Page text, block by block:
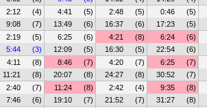
2:12 (4) 4:41 (5) 2:48 (5) 0:46 (5)
9:08 (7) 13:49 (6) 16:37 (6) 17:23 (5)
2:19 (5) 6:25 (6) 4:21 (8) 6:24 (6)
5:44 (3) 12:09 (5) 16:30 (5) 22:54 (6)
4:11 (8) 8:46 (7) 4:20 (7) 6:25 (7)
11:21 (8) 20:07 (8) 24:27 (8) 30:52 (7)
2:40 (7) 11:24 (8) 2:42 (4) 9:35 (8)
7:46 (6) 19:10 (7) 21:52 (7) 31:27 (8)